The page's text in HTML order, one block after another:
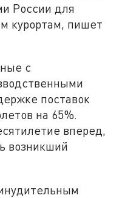
России для
курортам, пишет
с
поставок
на 65%.
вперед,
возникший